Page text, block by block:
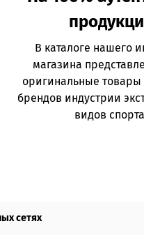
В каталоге нашего
магазина
оригинальные товары
брендов индустрии
видов
сетях